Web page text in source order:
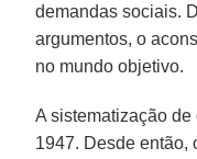
demandas sociais.
argumentos, o
no mundo objetivo.
A sistematização de
1947. Desde então,